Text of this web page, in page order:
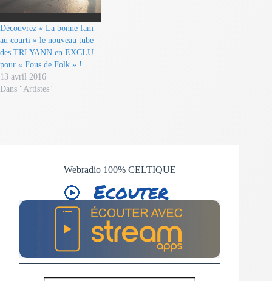
Découvrez « La bonne fam
au courti » le nouveau tube
des TRI YANN en EXCLU
pour « Fous de Folk » !
13 avril 2016
Dans "Artistes"
Webradio 100% CELTIQUE